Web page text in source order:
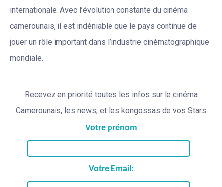
internationale. Avec l’évolution constante du cinéma
camerounais, il est indéniable que le pays continue de
jouer un rôle important dans l’industrie cinématographique
mondiale.
Recevez en priorité toutes les infos sur le cinéma
Camerounais, les news, et les kongossas de vos Stars
Votre prénom
Votre Email: